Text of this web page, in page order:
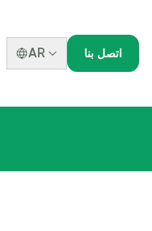
AR اتصل بنا